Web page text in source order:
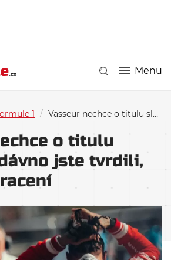
Menu
1 / Vasseur nechce o titulu slyšet: Nedávno jste tvrdili, že jsme ztracení
o titulu
jste tvrdili,